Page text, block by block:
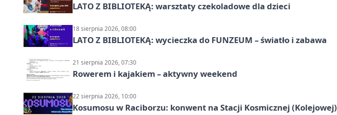
LATO Z BIBLIOTEKĄ: warsztaty czekoladowe dla dzieci
18 sierpnia 2026, 08:00
LATO Z BIBLIOTEKĄ: wycieczka do FUNZEUM – światło i zabawa
21 sierpnia 2026, 07:30
Rowerem i kajakiem – aktywny weekend
22 sierpnia 2026, 10:00
Kosumosu w Raciborzu: konwent na Stacji Kosmicznej (Kolejowej)